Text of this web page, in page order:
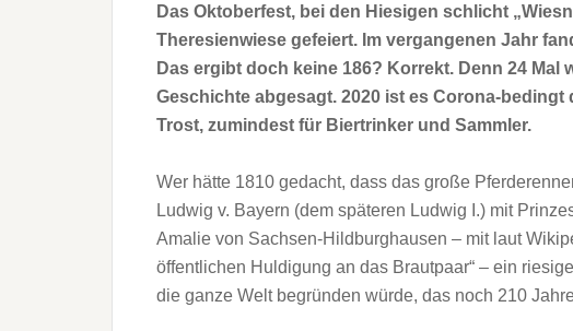
Das Oktoberfest, bei den Hiesigen schlicht
Theresienwiese gefeiert. Im vergangenen Jahr
Das ergibt doch keine 186? Korrekt. Denn 24 Mal
Geschichte abgesagt. 2020 ist es Corona-
Trost, zumindest für Biertrinker und Sammler.
Wer hätte 1810 gedacht, dass das große
Ludwig v. Bayern (dem späteren Ludwig I.) mit
Amalie von Sachsen-Hildburghausen – mit laut
öffentlichen Huldigung an das Brautpaar“ – ein
die ganze Welt begründen würde, das noch 210